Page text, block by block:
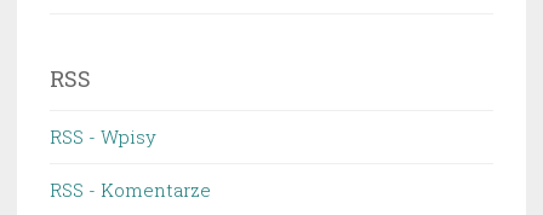
RSS
RSS - Wpisy
RSS - Komentarze